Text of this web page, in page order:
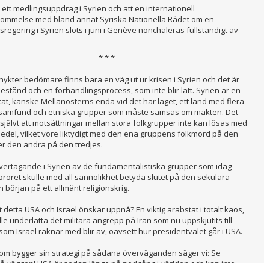
ett medlingsuppdrag i Syrien och att en internationell
med bland annat Syriska Nationella Rådet om en
i Syrien slöts i juni i Genève nonchaleras fullständigt av
* * *
bedömare finns bara en väg ut ur krisen i Syrien och det är
och en förhandlingsprocess, som inte blir lätt. Syrien är en
kanske Mellanösterns enda vid det här laget, ett land med flera
och etniska grupper som måste samsas om makten. Det
att motsättningar mellan stora folkgrupper inte kan lösas med
vilket vore liktydigt med den ena gruppens folkmord på den
den andra på den tredjes.
i Syrien av de fundamentalistiska grupper som idag
skulle med all sannolikhet betyda slutet på den sekulära
början på ett allmänt religionskrig.
detta USA och Israel önskar uppnå? En viktig arabstat i totalt kaos,
underlätta det militära angrepp på Iran som nu uppskjutits till
Israel räknar med blir av, oavsett hur presidentvalet går i USA.
bygger sin strategi på sådana överväganden säger vi: Se